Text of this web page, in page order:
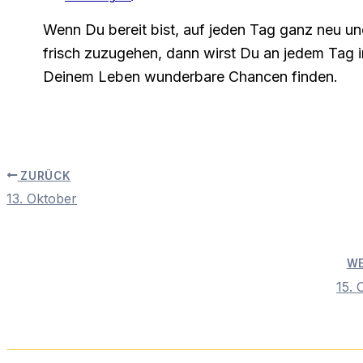
Wenn Du bereit bist, auf jeden Tag ganz neu
frisch zuzugehen, dann wirst Du an jedem Tag
Deinem Leben wunderbare Chancen finden.
ZURÜCK
13. Oktober
15.